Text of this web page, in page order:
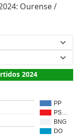
Ourense /
2024
PP
PS…
BNG
DO